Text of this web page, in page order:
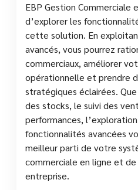
EBP Gestion Commerciale
d’explorer les
cette solution. En
avancés, vous pourrez
commerciaux, améliorer
opérationnelle et prendre
stratégiques éclairées.
des stocks, le suivi des
performances,
fonctionnalités avancées
meilleur parti de votre
commerciale en ligne et
entreprise.